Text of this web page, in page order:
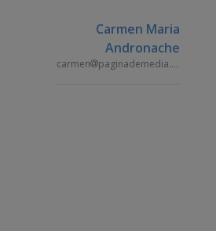
Carmen Maria
Andronache
carmen paginademedia.ro